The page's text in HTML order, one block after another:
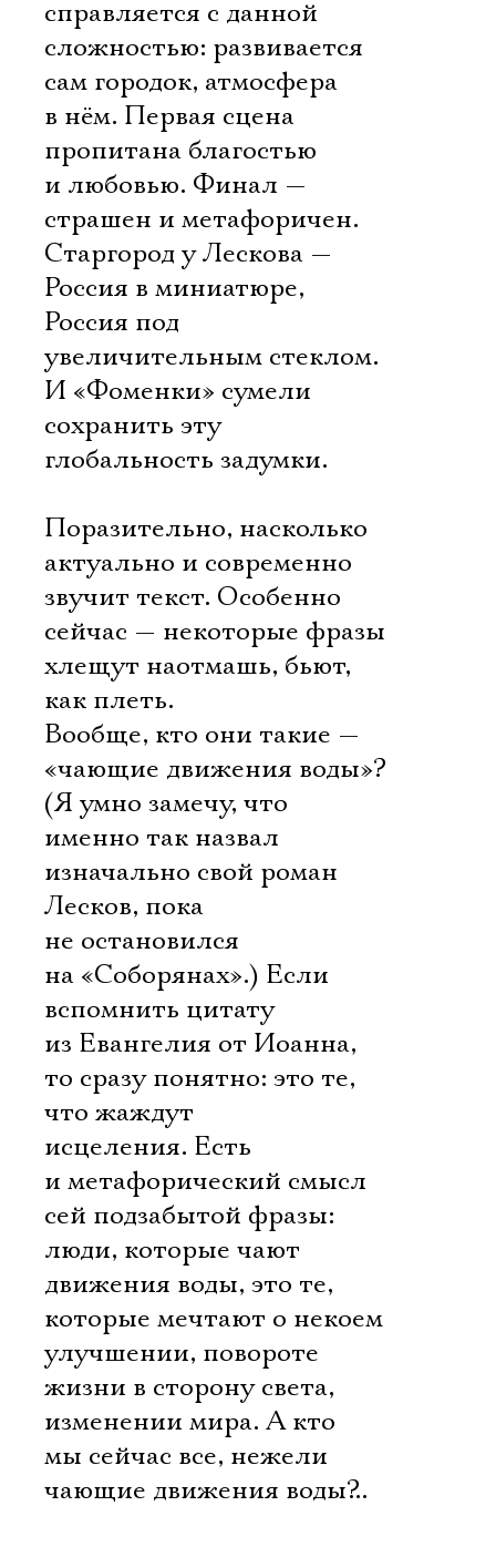
справляется с данной
сложностью: развивается
сам городок, атмосфера
в нём. Первая сцена
пропитана благостью
и любовью. Финал —
страшен и метафоричен.
Старгород у Лескова —
Россия в миниатюре,
Россия под
увеличительным стеклом.
И «Фоменки» сумели
сохранить эту
глобальность задумки.
Поразительно, насколько
актуально и современно
звучит текст. Особенно
сейчас — некоторые фразы
хлещут наотмашь, бьют,
как плеть.
Вообще, кто они такие —
«чающие движения воды»?
(Я умно замечу, что
именно так назвал
изначально свой роман
Лесков, пока
не остановился
на «Соборянах».) Если
вспомнить цитату
из Евангелия от Иоанна,
то сразу понятно: это те,
что жаждут
исцеления. Есть
и метафорический смысл
сей подзабытой фразы:
люди, которые чают
движения воды, это те,
которые мечтают о некоем
улучшении, повороте
жизни в сторону света,
изменении мира. А кто
мы сейчас все, нежели
чающие движения воды?..
Электропочта